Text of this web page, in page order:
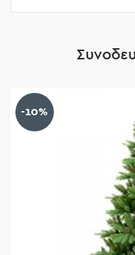
-10%